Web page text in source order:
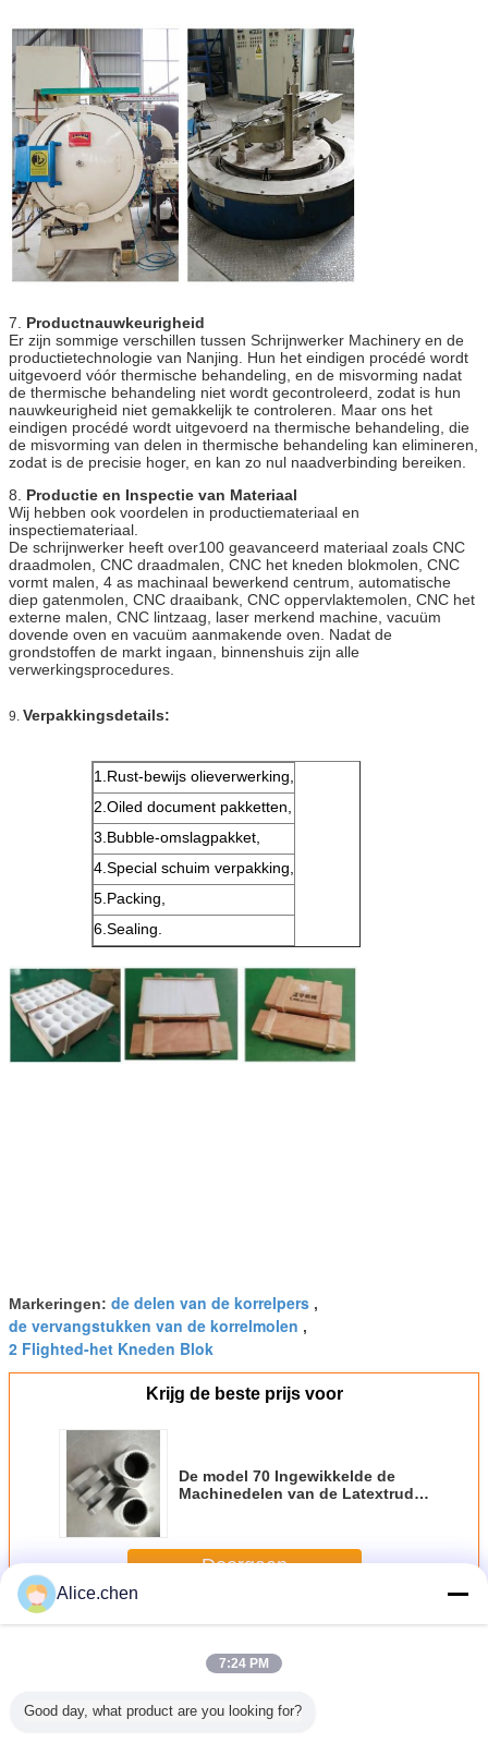
7. Productnauwkeurigheid
Er zijn sommige verschillen tussen Schrijnwerker Machinery en de
productietechnologie van Nanjing. Hun het eindigen procédé wordt
uitgevoerd vóór thermische behandeling, en de misvorming nadat
de thermische behandeling niet wordt gecontroleerd, zodat is hun
nauwkeurigheid niet gemakkelijk te controleren. Maar ons het
eindigen procédé wordt uitgevoerd na thermische behandeling, die
de misvorming van delen in thermische behandeling kan elimineren,
zodat is de precisie hoger, en kan zo nul naadverbinding bereiken.
8. Productie en Inspectie van Materiaal
Wij hebben ook voordelen in productiemateriaal en
inspectiemateriaal.
De schrijnwerker heeft over100 geavanceerd materiaal zoals CNC
draadmolen, CNC draadmalen, CNC het kneden blokmolen, CNC
vormt malen, 4 as machinaal bewerkend centrum, automatische
diep gatenmolen, CNC draaibank, CNC oppervlaktemolen, CNC het
externe malen, CNC lintzaag, laser merkend machine, vacuüm
dovende oven en vacuüm aanmakende oven. Nadat de
grondstoffen de markt ingaan, binnenshuis zijn alle
verwerkingsprocedures.
9. Verpakkingsdetails:
1.Rust-bewijs olieverwerking,
2.Oiled document pakketten,
3.Bubble-omslagpakket,
4.Special schuim verpakking,
5.Packing,
6.Sealing.
Markeringen: de delen van de korrelpers ,
de vervangstukken van de korrelmolen ,
2 Flighted-het Kneden Blok
Krijg de beste prijs voor
De model 70 Ingewikkelde de
Machinedelen van de Latextruder
Doorgaan
MeerHet kneden blok
Alice.chen
7:24 PM
Good day, what product are you looking for?